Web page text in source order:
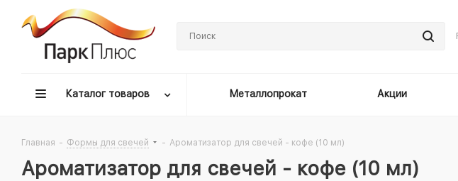
Каталог товаров Металлопрокат Акции
Главная - Формы для свечей - Ароматизатор для свечей - кофе (10 мл)
Ароматизатор для свечей - кофе (10 мл)